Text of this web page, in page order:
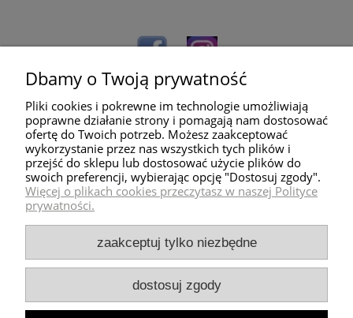
Pomoc
Moje konto
Zwroty i reklamacje
Dbamy o Twoją prywatność
Pliki cookies i pokrewne im technologie umożliwiają
poprawne działanie strony i pomagają nam dostosować
ofertę do Twoich potrzeb. Możesz zaakceptować
wykorzystanie przez nas wszystkich tych plików i
przejść do sklepu lub dostosować użycie plików do
swoich preferencji, wybierając opcję "Dostosuj zgody".
Więcej o plikach cookies przeczytasz w naszej Polityce
prywatności.
zaakceptuj tylko niezbędne
dostosuj zgody